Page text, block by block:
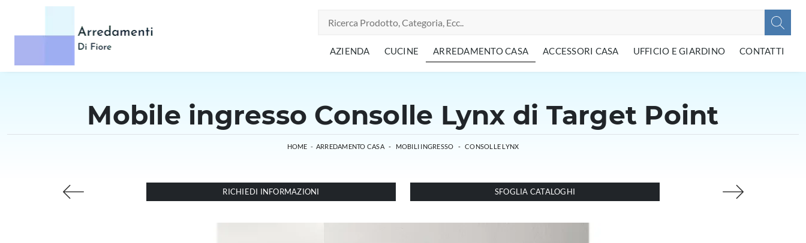
AZIENDA CUCINE ARREDAMENTO CASA ACCESSORI CASA UFFICIO E GIARDINO CONTATTI
Mobile ingresso Consolle Lynx di Target Point
HOME - ARREDAMENTO CASA - MOBILI INGRESSO - CONSOLLE LYNX
RICHIEDI INFORMAZIONI SFOGLIA CATALOGHI